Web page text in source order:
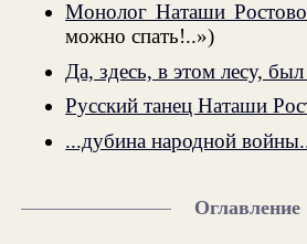
Монолог Наташи
можно спать!..»)
Да, здесь, в этом лесу,
Русский танец Наташи
...дубина народной
Оглавление